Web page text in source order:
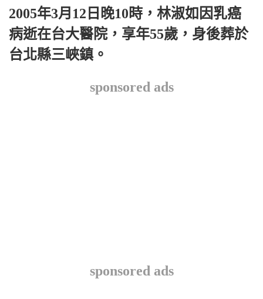
2005年3月12日晚10時，林淑如因乳癌
病逝在台大醫院，享年55歲，身後葬於
台北縣三峽鎮。
sponsored ads
sponsored ads